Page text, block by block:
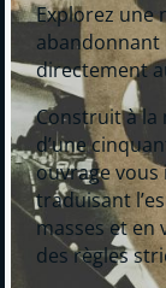
Explorez une
abandonnant
directement
Construit à la
d’une
ouvrage vous
traduisant
masses et en
des règles